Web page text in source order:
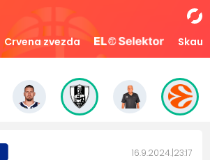
Crvena zvezda Skaut
16.9.2024. 23:17